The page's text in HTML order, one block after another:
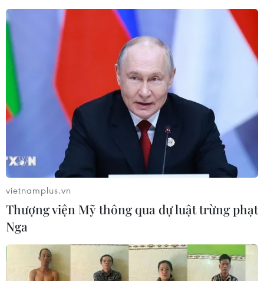
vietnamplus.vn
Thượng viện Mỹ thông qua dự luật trừng phạt
Nga